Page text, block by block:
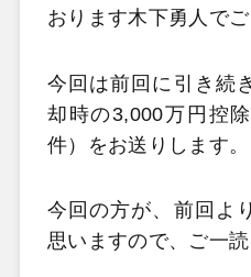
おります木下勇人でご
今回は前回に引き続
却時の3,000万円控
件）をお送りします。
今回の方が、前回よ
思いますので、ご一